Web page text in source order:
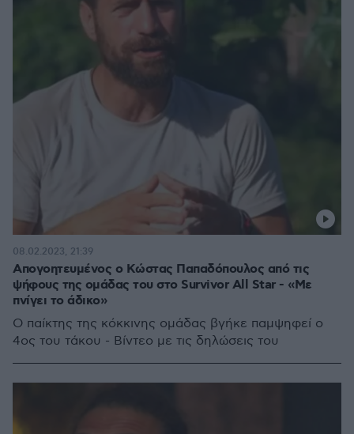
Απογοητευμένος ο Κώστας Παπαδόπουλος από τις
ψήφους της ομάδας του στο Survivor All Star - «Με
πνίγει το άδικο»
Ο παίκτης της κόκκινης ομάδας βγήκε παμψηφεί ο
4ος του τάκου - Βίντεο με τις δηλώσεις του
08.02.2023, 21:39